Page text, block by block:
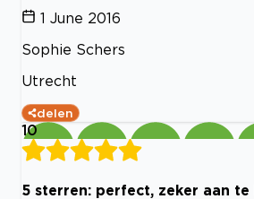
1 June 2016
Sophie Schers
Utrecht
delen
10
5 sterren: perfect, zeker aan te